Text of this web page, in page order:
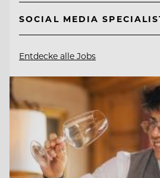
SOCIAL MEDIA
Entdecke alle Jobs